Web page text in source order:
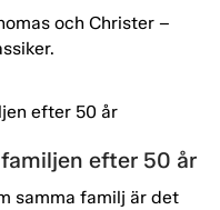
och Christer –
efter 50 år
samma familj är det